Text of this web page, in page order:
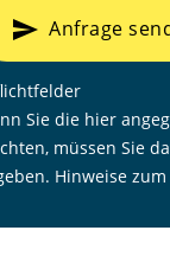
send Anfrage
Sie die hier
müssen Sie
Hinweise